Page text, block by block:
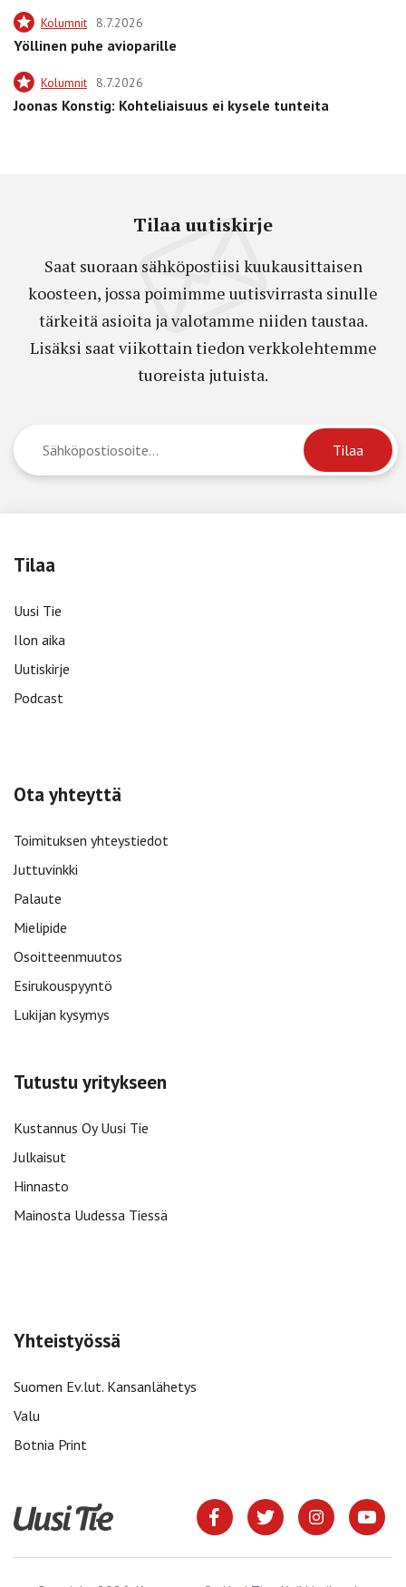
Kolumnit 8.7.2026
Yöllinen puhe avioparille
Kolumnit 8.7.2026
Joonas Konstig: Kohteliaisuus ei kysele tunteita
Tilaa uutiskirje
Saat suoraan sähköpostiisi kuukausittaisen
koosteen, jossa poimimme uutisvirrasta sinulle
tärkeitä asioita ja valotamme niiden taustaa.
Lisäksi saat viikottain tiedon verkkolehtemme
tuoreista jutuista.
Tilaa
Uusi Tie
Ilon aika
Uutiskirje
Podcast
Ota yhteyttä
Toimituksen yhteystiedot
Juttuvinkki
Palaute
Mielipide
Osoitteenmuutos
Esirukouspyyntö
Lukijan kysymys
Tutustu yritykseen
Kustannus Oy Uusi Tie
Julkaisut
Hinnasto
Mainosta Uudessa Tiessä
Yhteistyössä
Suomen Ev.lut. Kansanlähetys
Valu
Botnia Print